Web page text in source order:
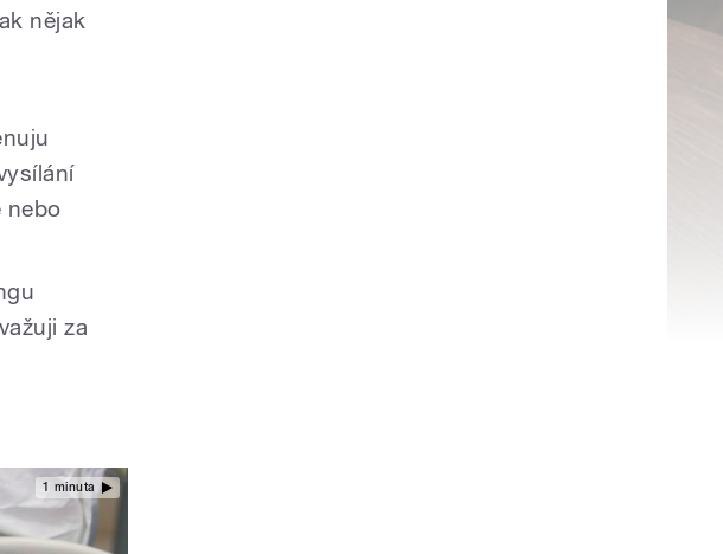
nějak
nebo
za
1 minuta